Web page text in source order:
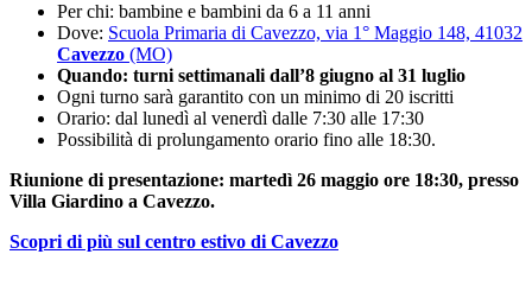
Per chi: bambine e bambini da 6 a 11 anni
Dove: Scuola Primaria di Cavezzo, via 1° Maggio 148, 41032
Cavezzo (MO)
Quando: turni settimanali dall’8 giugno al 31 luglio
Ogni turno sarà garantito con un minimo di 20 iscritti
Orario: dal lunedì al venerdì dalle 7:30 alle 17:30
Possibilità di prolungamento orario fino alle 18:30.
Riunione di presentazione: martedì 26 maggio ore 18:30, presso
Villa Giardino a Cavezzo.
Scopri di più sul centro estivo di Cavezzo